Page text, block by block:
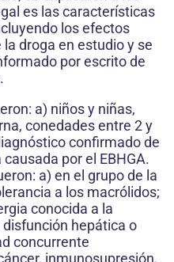
es las características
los efectos
droga en estudio y se
por escrito de
a) niños y niñas,
conedades entre 2 y
confirmado de
por el EBHGA.
a) en el grupo de la
a los macrólidos;
conocida a la
hepática o
concurrente
inmunosupresión,